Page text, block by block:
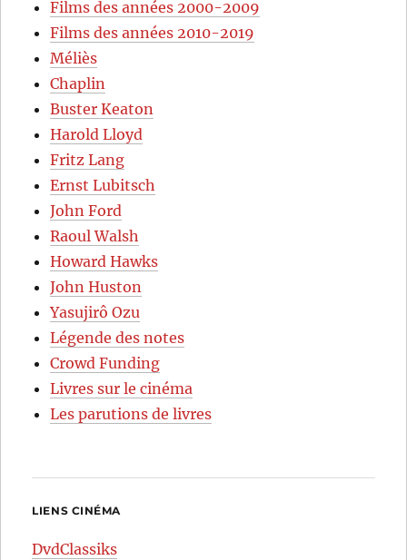
Films des années 2000-2009
Films des années 2010-2019
Méliès
Chaplin
Buster Keaton
Harold Lloyd
Fritz Lang
Ernst Lubitsch
John Ford
Raoul Walsh
Howard Hawks
John Huston
Yasujirô Ozu
Légende des notes
Crowd Funding
Livres sur le cinéma
Les parutions de livres
LIENS CINÉMA
DvdClassiks